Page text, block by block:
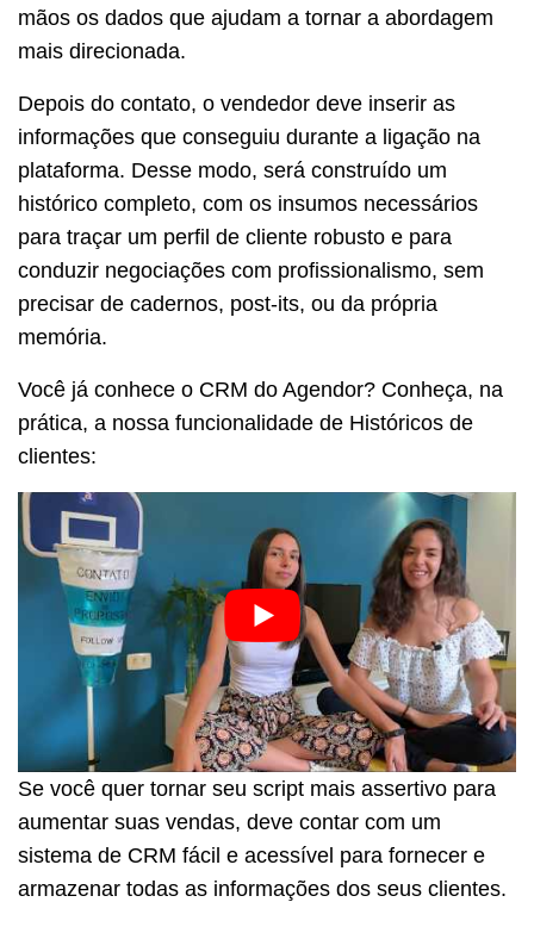
mãos os dados que ajudam a tornar a abordagem
mais direcionada.
Depois do contato, o vendedor deve inserir as
informações que conseguiu durante a ligação na
plataforma. Desse modo, será construído um
histórico completo, com os insumos necessários
para traçar um perfil de cliente robusto e para
conduzir negociações com profissionalismo, sem
precisar de cadernos, post-its, ou da própria
memória.
Você já conhece o CRM do Agendor? Conheça, na
prática, a nossa funcionalidade de Históricos de
clientes:
Se você quer tornar seu script mais assertivo para
aumentar suas vendas, deve contar com um
sistema de CRM fácil e acessível para fornecer e
armazenar todas as informações dos seus clientes.